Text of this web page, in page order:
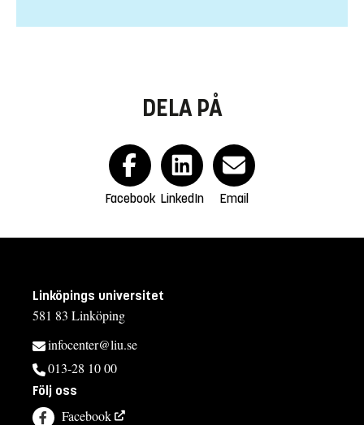
DELA PÅ
Facebook LinkedIn Email
Linköpings universitet
581 83 Linköping
infocenter@liu.se
013-28 10 00
Följ oss
Facebook